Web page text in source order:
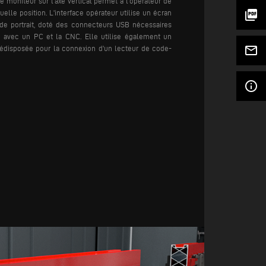
picture_as_pdf
mail_outline
info_outline
position. L'interface opérateur utilise un écran
portrait, doté des connecteurs USB nécessaires
un PC et la CNC. Elle utilise également un
pour la connexion d'un lecteur de code-